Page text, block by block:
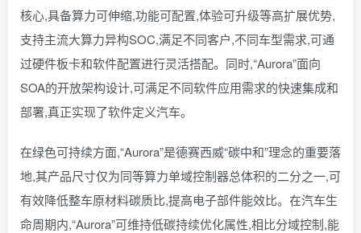
核心,具备算力可伸缩,功能可配置,体验可升级等高扩展优势,
支持主流大算力异构SOC,满足不同客户,不同车型需求,可通
过硬件板卡和软件配置进行灵活搭配。同时,“Aurora”面向
SOA的开放架构设计,可满足不同软件应用需求的快速集成和
部署,真正实现了软件定义汽车。
在绿色可持续方面,“Aurora”是德赛西威“碳中和”理念的重要落
地,其产品尺寸仅为同等算力单域控制器总体积的二分之一,可
有效降低整车原材料碳质比,提高电子部件能效比。在汽车生
命周期内,“Aurora”可维持低碳持续优化属性,相比分域控制,能